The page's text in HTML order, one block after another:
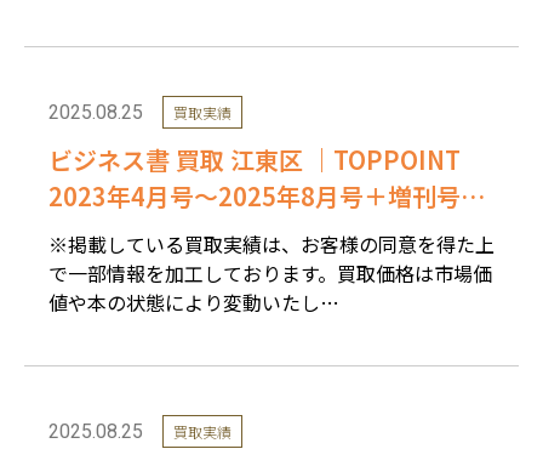
2025.08.25 買取実績
ビジネス書 買取 江東区 ｜TOPPOINT
2023年4月号～2025年8月号＋増刊号3
冊セットを高価買取しました。
※掲載している買取実績は、お客様の同意を得た上
で一部情報を加工しております。買取価格は市場価
値や本の状態により変動いたし…
2025.08.25 買取実績